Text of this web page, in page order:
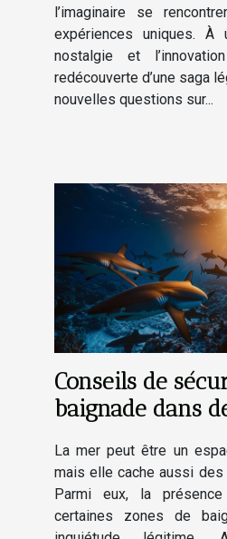
l’imaginaire se
expériences uniques.
nostalgie et
redécouverte d’une saga
nouvelles questions sur...
Conseils de
baignade dans
La mer peut être un
mais elle cache aussi
Parmi eux, la
certaines zones de